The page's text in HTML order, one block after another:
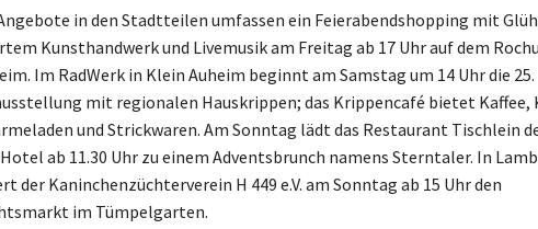
in den Stadtteilen umfassen ein Feierabendshopping mit
Kunsthandwerk und Livemusik am Freitag ab 17 Uhr auf dem
Im RadWerk in Klein Auheim beginnt am Samstag um 14 Uhr die 25.
mit regionalen Hauskrippen; das Krippencafé bietet Kaffee,
und Strickwaren. Am Sonntag lädt das Restaurant Tischlein
ab 11.30 Uhr zu einem Adventsbrunch namens Sterntaler. In
der Kaninchenzüchterverein H 449 e.V. am Sonntag ab 15 Uhr den
im Tümpelgarten.